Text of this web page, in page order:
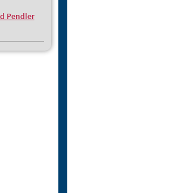
Pendler